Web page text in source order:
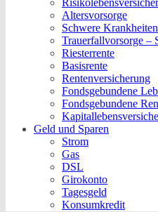
Altersvorsorge
Schwere
Trauerfallvorsorge –
Riesterrente
Basisrente
Rentenversicherung
Fondsgebundene
Fondsgebundene
Geld und Sparen
Strom
Gas
DSL
Girokonto
Tagesgeld
Konsumkredit